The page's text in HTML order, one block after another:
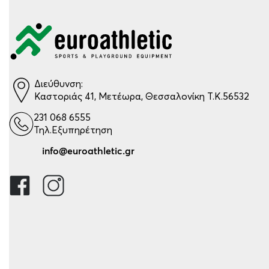
Διεύθυνση:
Καστοριάς 41, Μετέωρα, Θεσσαλονίκη Τ.Κ.56532
231 068 6555
Τηλ.Εξυπηρέτηση
info@euroathletic.gr